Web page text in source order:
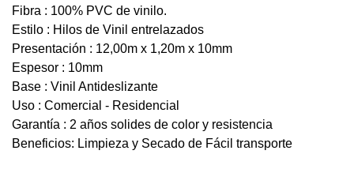
Fibra : 100% PVC de vinilo.
Estilo : Hilos de Vinil entrelazados
Presentación : 12,00m x 1,20m x 10mm
Espesor : 10mm
Base : Vinil Antideslizante
Uso : Comercial - Residencial
Garantía : 2 años solides de color y resistencia
Beneficios: Limpieza y Secado de Fácil transporte